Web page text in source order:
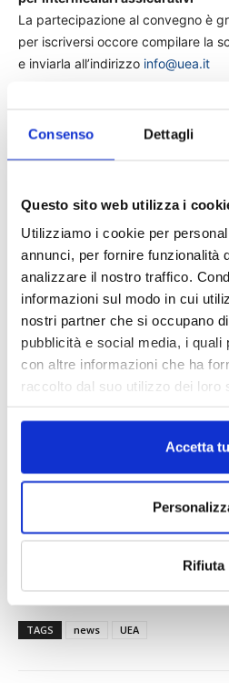
Consenso Dettagli
Questo sito web utilizza i
Utilizziamo i cookie per
annunci, per fornire funzionalità
analizzare il nostro traffico.
informazioni sul modo in cui
nostri partner che si occupano
pubblicità e social media, i quali
con altre informazioni che ha
raccolto dal suo utilizzo dei loro
Accetta
Rifiuta
La partecipazione al convegno è
per iscriversi occore compilare la
e inviarla all’indirizzo info@uea.it
Download (PDF, Sconosciuto)
TAGS news UEA